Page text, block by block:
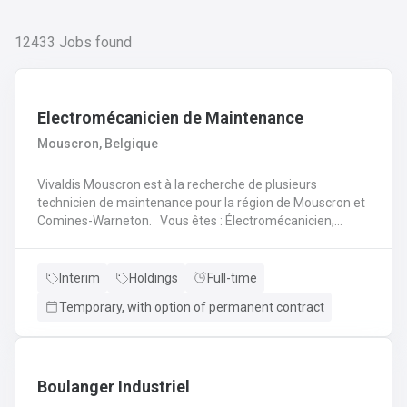
12433 Jobs found
Electromécanicien de Maintenance
Mouscron, Belgique
Vivaldis Mouscron est à la recherche de plusieurs
technicien de maintenance pour la région de Mouscron et
Comines-Warneton. Vous êtes : Électromécanicien,
dynamique et avec un package d'avantages à la clé, nous
des kilomètres, nous vous offrons la possibilité de
profil ci-dessous :
Interim Holdings
Full-time
Temporary, with option of permanent contract
Boulanger Industriel